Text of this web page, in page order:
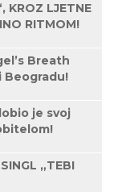
KROZ LJETNE
RITMOM!
Breath
Beogradu!
je svoj
„TEBI